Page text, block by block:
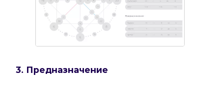
3. Предназначение